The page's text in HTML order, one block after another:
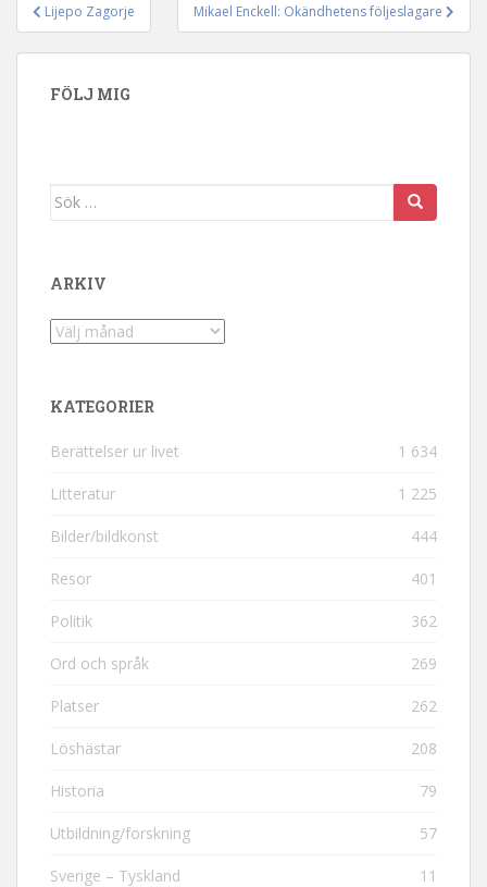
Inläggsnavigering
Lijepo Zagorje Mikael Enckell: Okändhetens följeslagare
FÖLJ MIG
Sök efter:
ARKIV
Arkiv
KATEGORIER
Berättelser ur livet 1 634
Litteratur 1 225
Bilder/bildkonst 444
Resor 401
Politik 362
Ord och språk 269
Platser 262
Löshästar 208
Historia 79
Utbildning/forskning 57
Sverige – Tyskland 11